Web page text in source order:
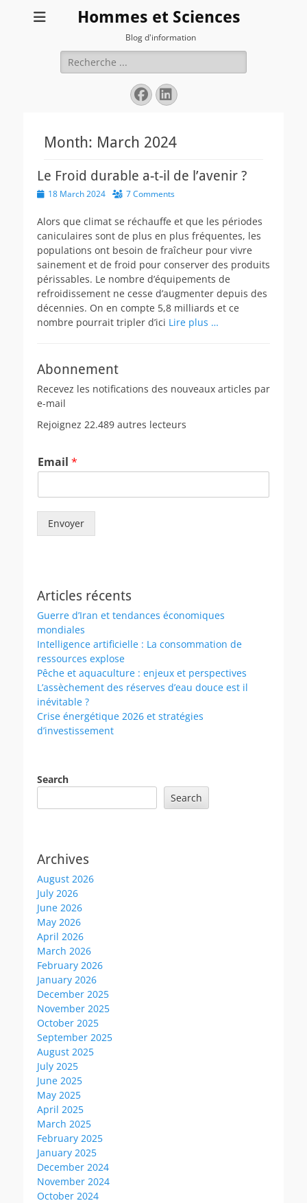
Hommes et Sciences
Blog d'information
Search
for:
Facebook
LinkedIn
Month: March 2024
Le Froid durable a-t-il de l’avenir ?
Posted18 March 2024 7 Comments
Alors que climat se réchauffe et que les périodes
caniculaires sont de plus en plus fréquentes, les
populations ont besoin de fraîcheur pour vivre
sainement et de froid pour conserver des produits
périssables. Le nombre d’équipements de
refroidissement ne cesse d’augmenter depuis des
décennies. On en compte 5,8 milliards et ce
nombre pourrait tripler d’ici Lire plus …
Abonnement
Recevez les notifications des nouveaux articles par
e-mail
Rejoignez 22.489 autres lecteurs
Email *
Envoyer
Articles récents
Guerre d’Iran et tendances économiques
mondiales
Intelligence artificielle : La consommation de
ressources explose
Pêche et aquaculture : enjeux et perspectives
L’assèchement des réserves d’eau douce est il
inévitable ?
Crise énergétique 2026 et stratégies
d’investissement
Search
Search
Archives
August 2026
July 2026
June 2026
May 2026
April 2026
March 2026
February 2026
January 2026
December 2025
November 2025
October 2025
September 2025
August 2025
July 2025
June 2025
May 2025
April 2025
March 2025
February 2025
January 2025
December 2024
November 2024
October 2024